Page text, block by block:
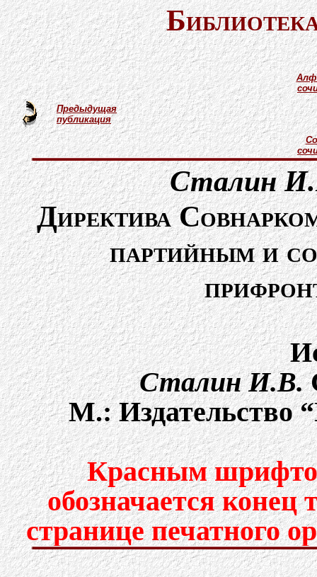
Предыдущая
публикация
Сталин
Директива
партийным и
Сталин И.В.
М.: Издательство
Красным
обозначается конец
странице печатного